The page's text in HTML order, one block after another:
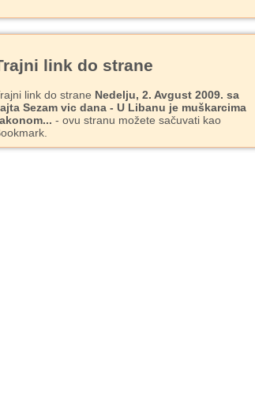
link do strane
link do strane Nedelju, 2. Avgust 2009. sa
Sezam vic dana - U Libanu je muškarcima
- ovu stranu možete sačuvati kao